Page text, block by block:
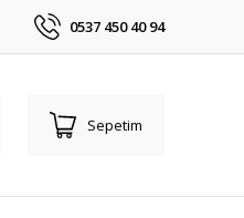
0537 450 40 94
Sepetim